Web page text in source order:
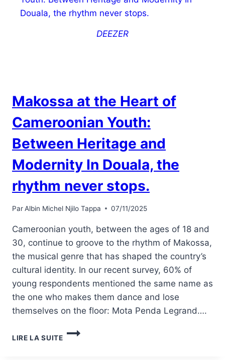
DEEZER
Makossa at the Heart of
Cameroonian Youth:
Between Heritage and
Modernity In Douala, the
rhythm never stops.
ParAlbin Michel Njilo Tappa 07/11/2025
Cameroonian youth, between the ages of 18 and
30, continue to groove to the rhythm of Makossa,
the musical genre that has shaped the country’s
cultural identity. In our recent survey, 60% of
young respondents mentioned the same name as
the one who makes them dance and lose
themselves on the floor: Mota Penda Legrand….
LIRE LA SUITE